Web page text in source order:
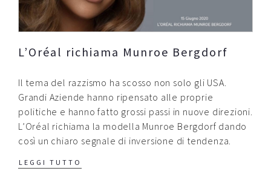
L’Oréal richiama Munroe Bergdorf
Il tema del razzismo ha scosso non solo gli USA.
Grandi Aziende hanno ripensato alle proprie
politiche e hanno fatto grossi passi in nuove direzioni.
L’Oréal richiama la modella Munroe Bergdorf dando
così un chiaro segnale di inversione di tendenza.
LEGGI TUTTO